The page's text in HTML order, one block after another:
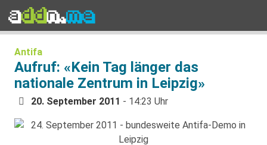
Antifa
Aufruf: «Kein Tag länger das
nationale Zentrum in Leipzig»
20. September 2011 - 14:23 Uhr